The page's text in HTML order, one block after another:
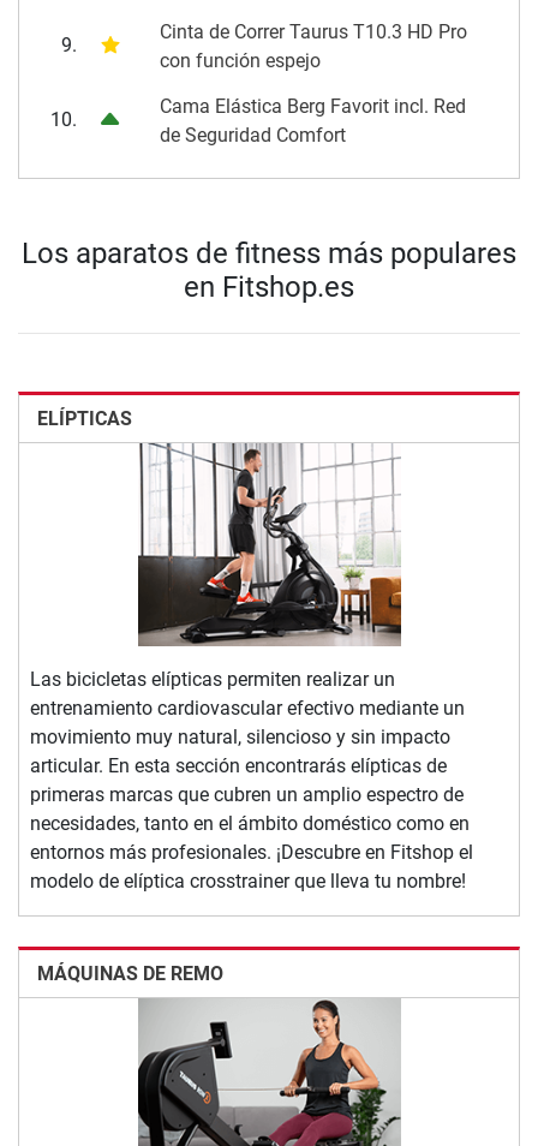
9.
Cinta de Correr Taurus T10.3 HD Pro
con función espejo
10.
Cama Elástica Berg Favorit incl. Red
de Seguridad Comfort
Los aparatos de fitness más populares
en Fitshop.es
ELÍPTICAS
Las bicicletas elípticas permiten realizar un
entrenamiento cardiovascular efectivo mediante un
movimiento muy natural, silencioso y sin impacto
articular. En esta sección encontrarás elípticas de
primeras marcas que cubren un amplio espectro de
necesidades, tanto en el ámbito doméstico como en
entornos más profesionales. ¡Descubre en Fitshop el
modelo de elíptica crosstrainer que lleva tu nombre!
MÁQUINAS DE REMO